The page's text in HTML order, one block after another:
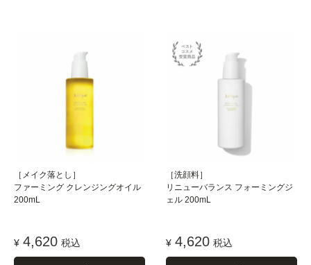
［メイク落とし］
ファーミング クレンジングオイル
200mL
¥ 4,620 税込
［洗顔料］
リニューバランス フォーミングジ
ェル 200mL
¥ 4,620 税込